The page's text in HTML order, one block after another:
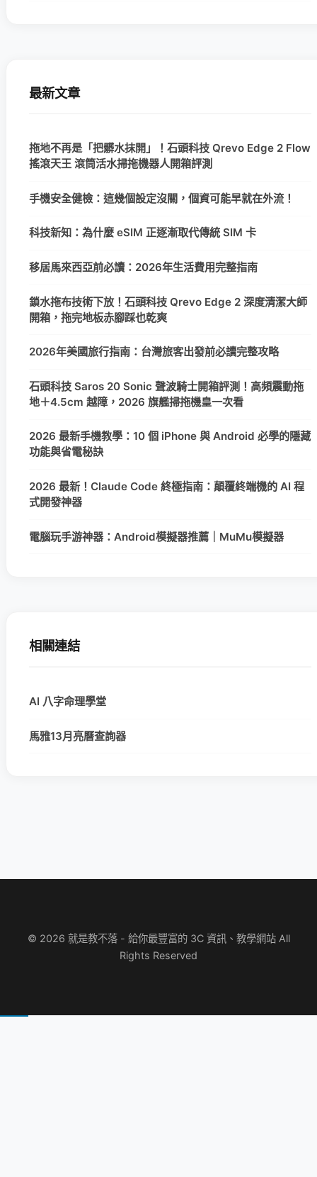
最新文章
拖地不再是「把髒水抹開」！石頭科技 Qrevo Edge 2 Flow
搖滾天王 滾筒活水掃拖機器人開箱評測
手機安全健檢：這幾個設定沒關，個資可能早就在外流！
科技新知：為什麼 eSIM 正逐漸取代傳統 SIM 卡
移居馬來西亞前必讀：2026年生活費用完整指南
鎖水拖布技術下放！石頭科技 Qrevo Edge 2 深度清潔大師
開箱，拖完地板赤腳踩也乾爽
2026年美國旅行指南：台灣旅客出發前必讀完整攻略
石頭科技 Saros 20 Sonic 聲波騎士開箱評測！高頻震動拖
地＋4.5cm 越障，2026 旗艦掃拖機皇一次看
2026 最新手機教學：10 個 iPhone 與 Android 必學的隱藏
功能與省電秘訣
2026 最新！Claude Code 終極指南：顛覆終端機的 AI 程
式開發神器
電腦玩手游神器：Android模擬器推薦｜MuMu模擬器
相關連結
AI 八字命理學堂
馬雅13月亮曆查詢器
© 2026 就是教不落 - 給你最豐富的 3C 資訊、教學網站 All
Rights Reserved